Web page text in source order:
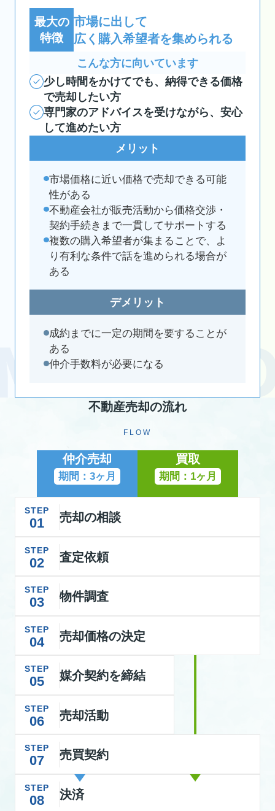
最大の
特徴
市場に出して
広く購入希望者を集められる
こんな方に向いています
少し時間をかけてでも、納得できる価格
で売却したい方
専門家のアドバイスを受けながら、安心
して進めたい方
メリット
市場価格に近い価格で売却できる可能
性がある
不動産会社が販売活動から価格交渉・
契約手続きまで一貫してサポートする
複数の購入希望者が集まることで、よ
り有利な条件で話を進められる場合が
ある
デメリット
成約までに一定の期間を要することが
ある
仲介手数料が必要になる
不動産売却の流れ
FLOW
仲介売却
期間：3ヶ月
買取
期間：1ヶ月
STEP
01 売却の相談
STEP
02 査定依頼
STEP
03 物件調査
STEP
04 売却価格の決定
STEP
05 媒介契約を締結
STEP
06 売却活動
STEP
07 売買契約
STEP
08 決済